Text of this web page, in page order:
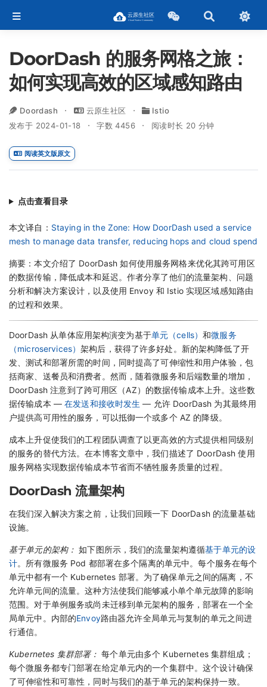
DoorDash 的服务网格之旅：
如何实现高效的区域感知路由
Doordash 云原生社区
Istio
发布于 2024-01-18
字数 4456 阅读时长 20 分钟
阅读英文版原文
点击查看目录
本文译自： Staying in the Zone: How DoorDash used a service
mesh to manage data transfer, reducing hops and cloud spend
摘要：本文介绍了 DoorDash 如何使用服务网格来优化其跨可用区
的数据传输，降低成本和延迟。作者分享了他们的流量架构、问题
分析和解决方案设计，以及使用 Envoy 和 Istio 实现区域感知路由
的过程和效果。
DoorDash 从单体应用架构演变为基于单元（cells）和微服务
（microservices）架构后，获得了许多好处。新的架构降低了开
发、测试和部署所需的时间，同时提高了可伸缩性和用户体验，包
括商家、送餐员和消费者。然而，随着微服务和后端数量的增加，
DoorDash 注意到了跨可用区（AZ）的数据传输成本上升。这些数
据传输成本 —在发送和接收时发生 — 允许 DoorDash 为其最终用
户提供高可用性的服务，可以抵御一个或多个 AZ 的降级。
成本上升促使我们的工程团队调查了以更高效的方式提供相同级别
的服务的替代方法。在本博客文章中，我们描述了 DoorDash 使用
服务网格实现数据传输成本节省而不牺牲服务质量的过程。
DoorDash 流量架构
在我们深入解决方案之前，让我们回顾一下 DoorDash 的流量基础
设施。
基于单元的架构： 如下图所示，我们的流量架构遵循基于单元的设
计。所有微服务 Pod 都部署在多个隔离的单元中。每个服务在每个
单元中都有一个 Kubernetes 部署。为了确保单元之间的隔离，不
允许单元间的流量。这种方法使我们能够减小单个单元故障的影响
范围。对于单例服务或尚未迁移到单元架构的服务，部署在一个全
局单元中。内部的Envoy路由器允许全局单元与复制的单元之间进
行通信。
Kubernetes 集群部署： 每个单元由多个 Kubernetes 集群组成；
每个微服务都专门部署在给定单元内的一个集群中。这个设计确保
了可伸缩性和可靠性，同时与我们的基于单元的架构保持一致。